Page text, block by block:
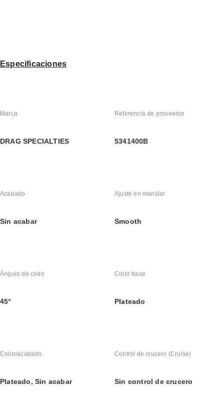
Especificaciones
Marca
DRAG SPECIALTIES
Referencia de proveedor
5341400B
Acabado
Sin acabar
Ajuste en manillar
Smooth
Ángulo de codo
45°
Color base
Plateado
Color/acabado
Plateado, Sin acabar
Control de crucero (Cruise)
Sin control de crucero